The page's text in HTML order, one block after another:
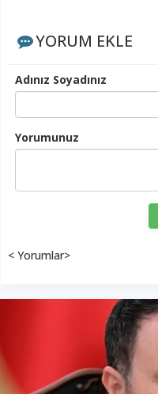
YORUM EKLE
Adınız Soyadınız
Yorumunuz
< Yorumlar>